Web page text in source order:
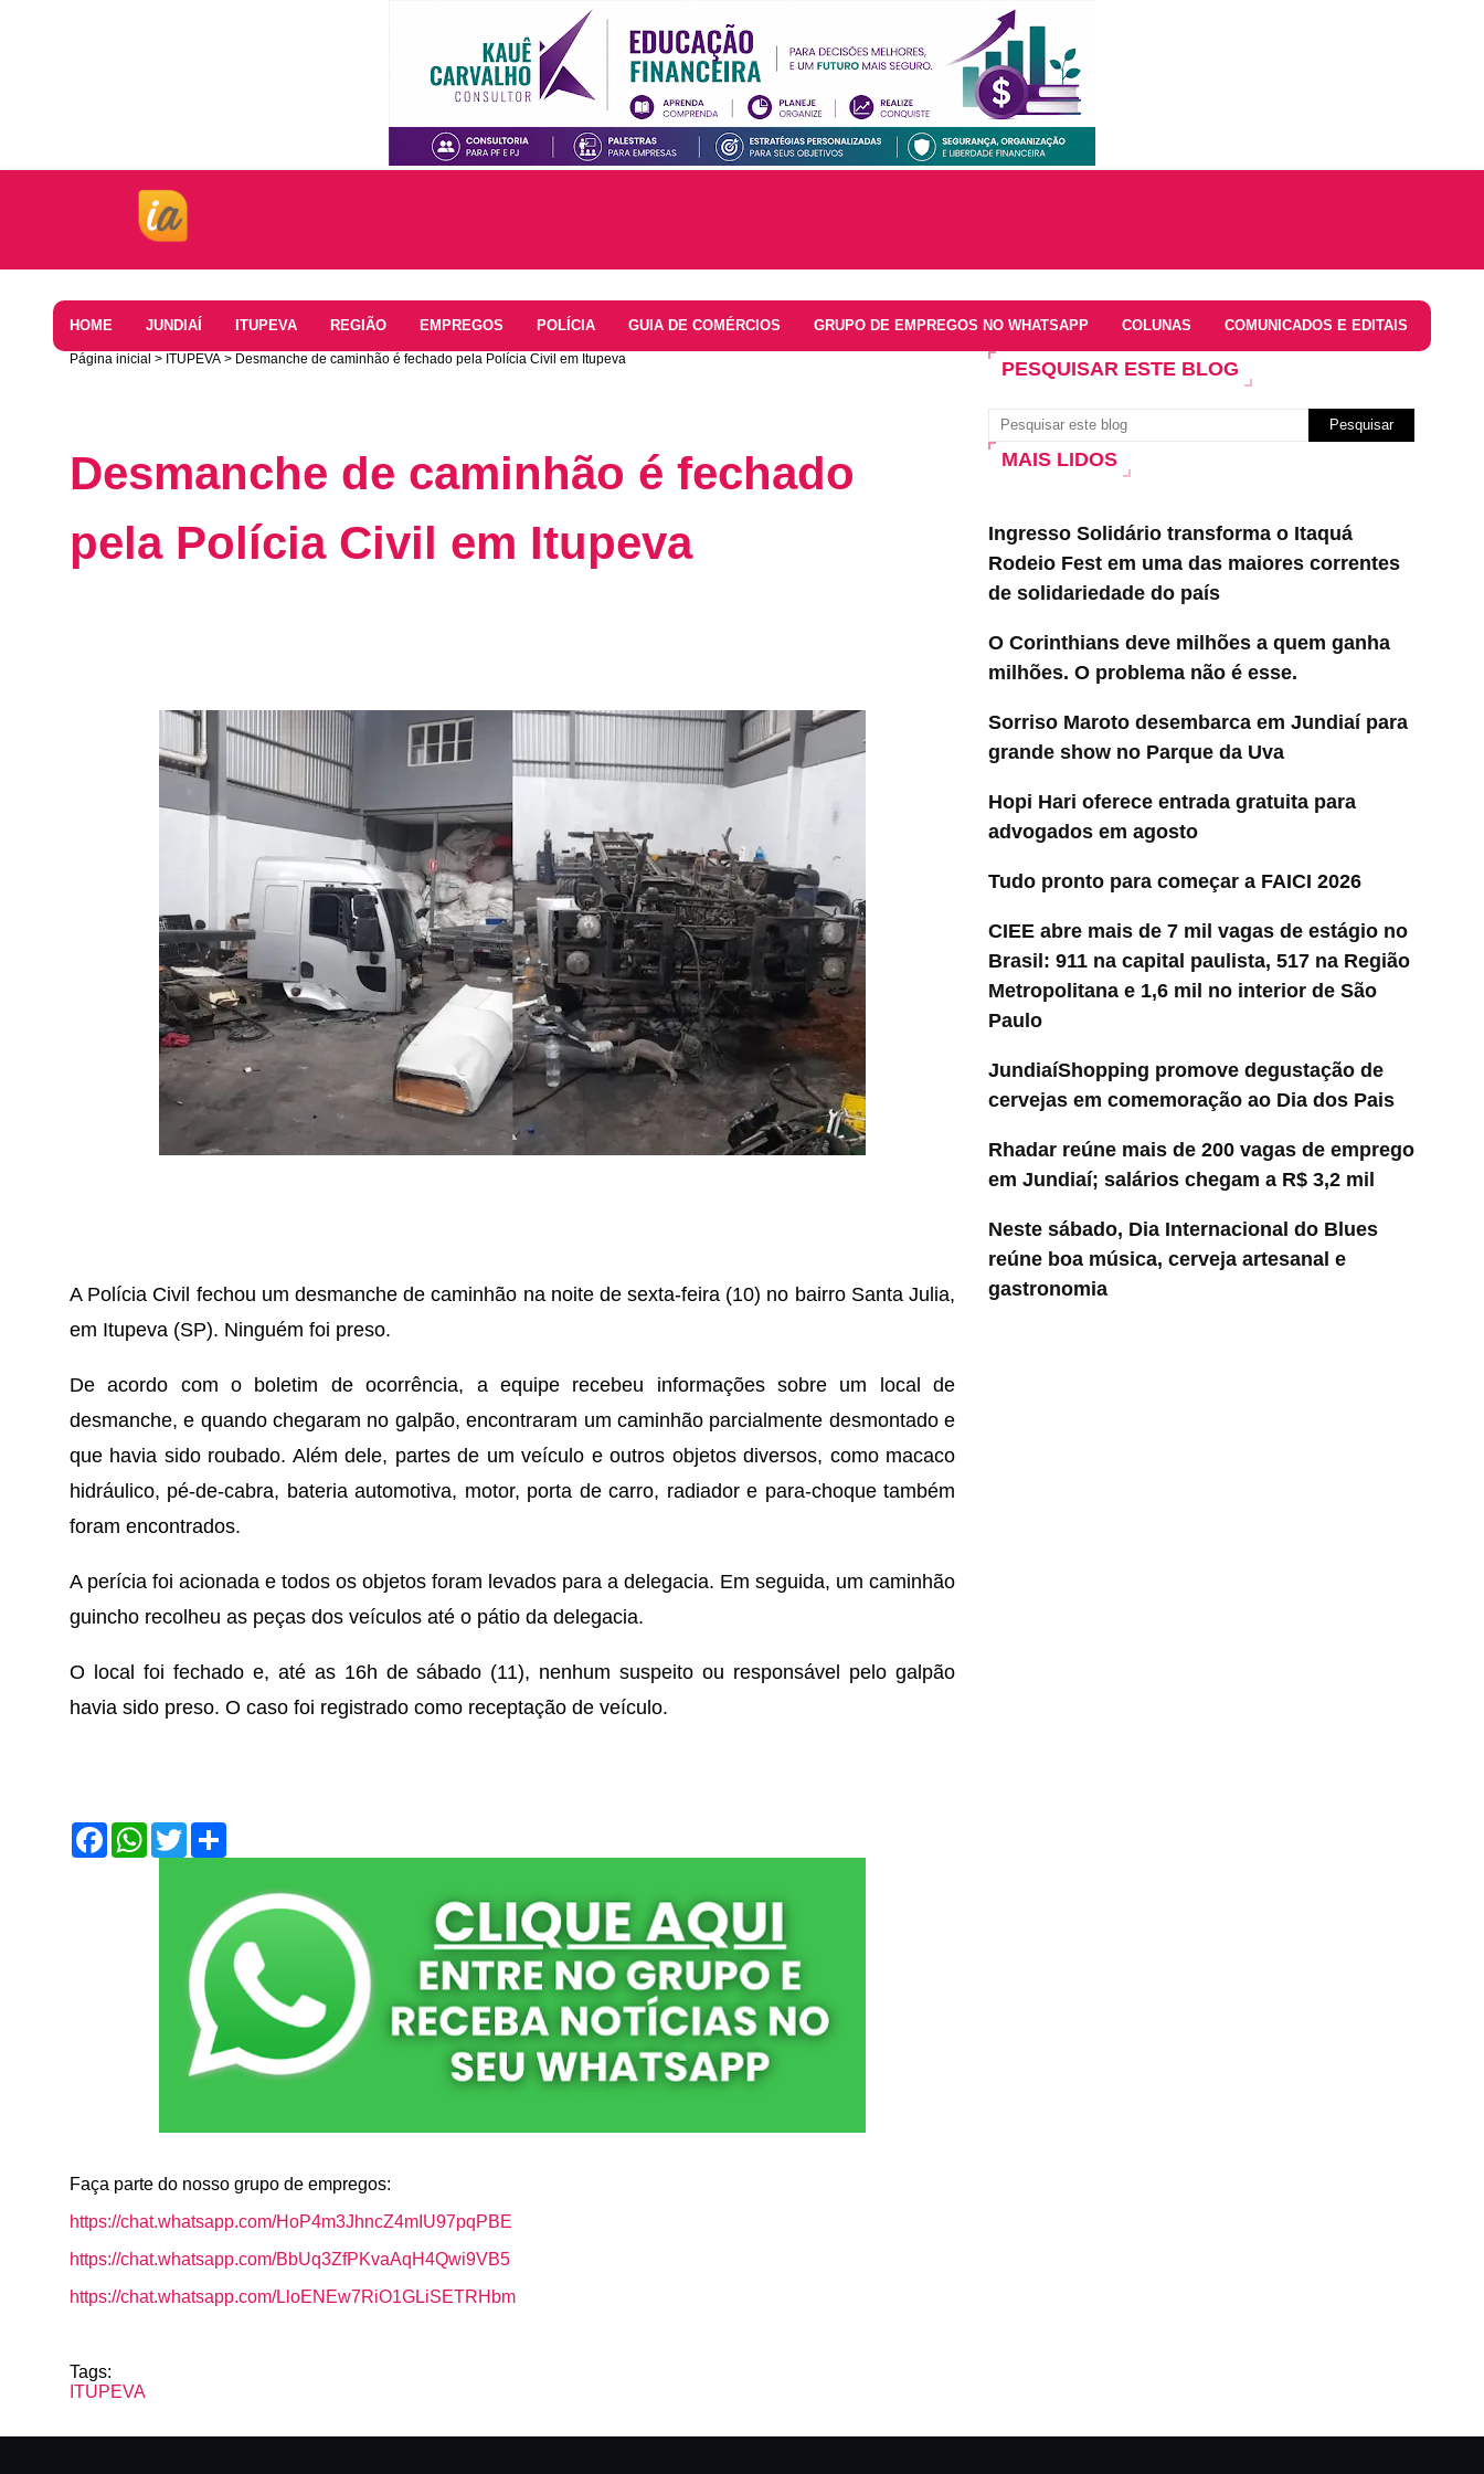
HOME JUNDIAÍ ITUPEVA REGIÃO EMPREGOS POLÍCIA GUIA DE COMÉRCIOS GRUPO DE EMPREGOS NO WHATSAPP COLUNAS COMUNICADOS E EDITAIS
Página inicial ITUPEVA Desmanche de caminhão é fechado pela Polícia Civil em Itupeva
Desmanche de caminhão é fechado
pela Polícia Civil em Itupeva
A Polícia Civil fechou um desmanche de caminhão na noite de sexta-feira (10) no bairro Santa Julia,
em Itupeva (SP). Ninguém foi preso.
De acordo com o boletim de ocorrência, a equipe recebeu informações sobre um local de
desmanche, e quando chegaram no galpão, encontraram um caminhão parcialmente desmontado e
que havia sido roubado. Além dele, partes de um veículo e outros objetos diversos, como macaco
hidráulico, pé-de-cabra, bateria automotiva, motor, porta de carro, radiador e para-choque também
foram encontrados.
A perícia foi acionada e todos os objetos foram levados para a delegacia. Em seguida, um caminhão
guincho recolheu as peças dos veículos até o pátio da delegacia.
O local foi fechado e, até as 16h de sábado (11), nenhum suspeito ou responsável pelo galpão
havia sido preso. O caso foi registrado como receptação de veículo.
F
a
W
h
T
w
e
Faça parte do nosso grupo de empregos:
https://chat.whatsapp.com/HoP4m3JhncZ4mIU97pqPBE
https://chat.whatsapp.com/BbUq3ZfPKvaAqH4Qwi9VB5
https://chat.whatsapp.com/LloENEw7RiO1GLiSETRHbm
Tags:
ITUPEVA
PESQUISAR ESTE BLOG
MAIS LIDOS
Ingresso Solidário transforma o Itaquá
Rodeio Fest em uma das maiores correntes
de solidariedade do país
O Corinthians deve milhões a quem ganha
milhões. O problema não é esse.
Sorriso Maroto desembarca em Jundiaí para
grande show no Parque da Uva
Hopi Hari oferece entrada gratuita para
advogados em agosto
Tudo pronto para começar a FAICI 2026
CIEE abre mais de 7 mil vagas de estágio no
Brasil: 911 na capital paulista, 517 na Região
Metropolitana e 1,6 mil no interior de São
Paulo
JundiaíShopping promove degustação de
cervejas em comemoração ao Dia dos Pais
Rhadar reúne mais de 200 vagas de emprego
em Jundiaí; salários chegam a R$ 3,2 mil
Neste sábado, Dia Internacional do Blues
reúne boa música, cerveja artesanal e
gastronomia